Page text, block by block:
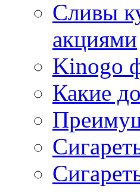
Сливы
акциями
Kinogo
Какие